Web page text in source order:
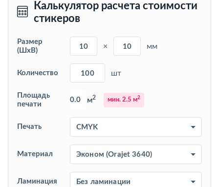
Калькулятор расчета стоимости
стикеров
Размер
(ШхВ)
× мм
Количество шт
Площадь
печати
м2 мин. 2.5 м2
Печать
Материал
Ламинация